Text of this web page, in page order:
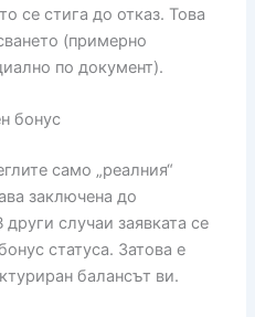
се стига до отказ. Това
(примерно
по документ).
бонус
само „реалния“
заключена до
случаи заявката се
статуса. Затова е
балансът ви.